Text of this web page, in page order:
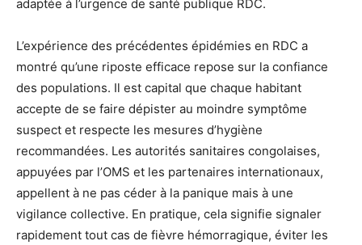
adaptée à l’urgence de santé publique RDC.
L’expérience des précédentes épidémies en RDC a
montré qu’une riposte efficace repose sur la confiance
des populations. Il est capital que chaque habitant
accepte de se faire dépister au moindre symptôme
suspect et respecte les mesures d’hygiène
recommandées. Les autorités sanitaires congolaises,
appuyées par l’OMS et les partenaires internationaux,
appellent à ne pas céder à la panique mais à une
vigilance collective. En pratique, cela signifie signaler
rapidement tout cas de fièvre hémorragique, éviter les